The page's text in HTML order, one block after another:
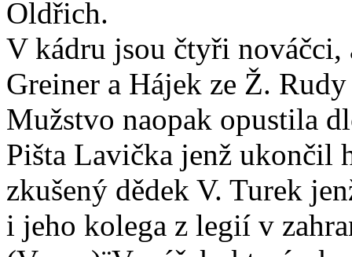
Oldřich.
V kádru jsou čtyři nováčci,
Greiner a Hájek ze Ž.
Mužstvo naopak opustila
Pišta Lavička jenž ukončil
zkušený dědek V. Turek
i jeho kolega z legií v